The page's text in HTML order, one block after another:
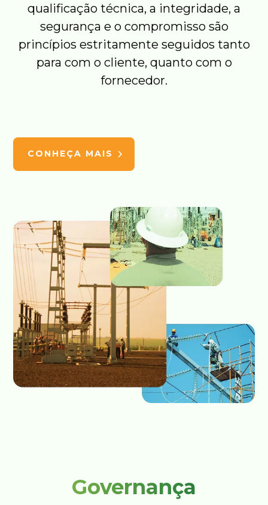
qualificação técnica, a integridade, a
segurança e o compromisso são
princípios estritamente seguidos tanto
para com o cliente, quanto com o
fornecedor.
CONHEÇA MAIS
Governança